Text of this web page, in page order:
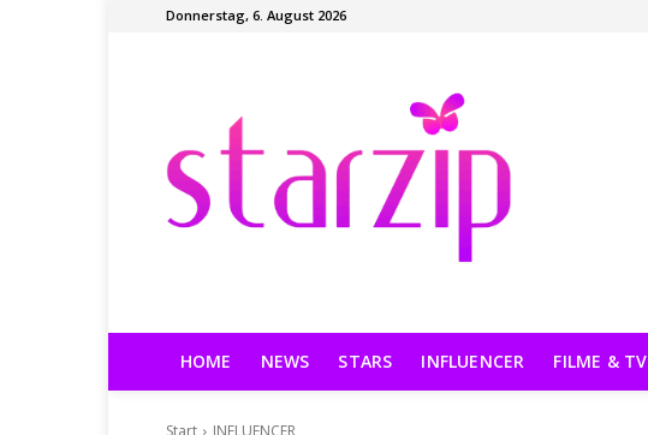
Donnerstag, 6. August 2026
HOME NEWS STARS INFLUENCER FILME & TV
Start INFLUENCER